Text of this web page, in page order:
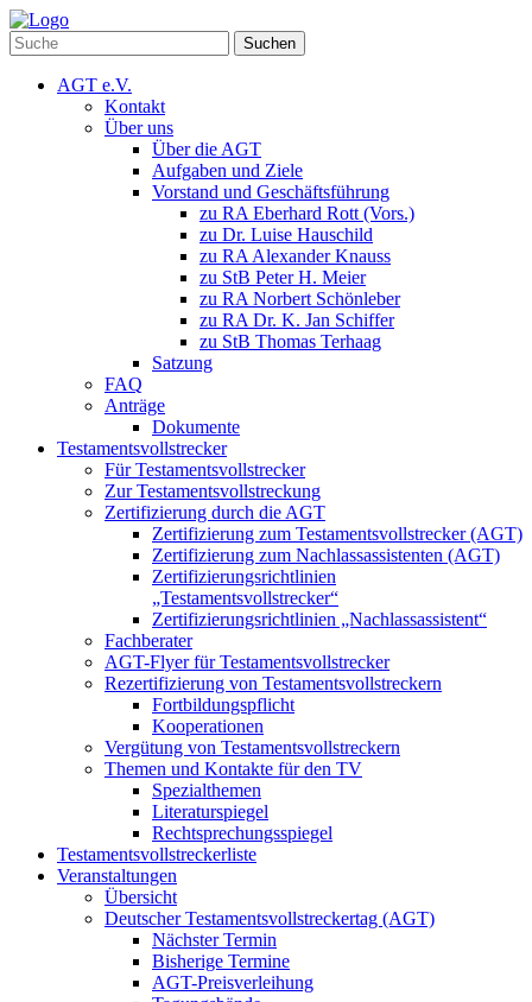
Suchen
AGT e.V.
Kontakt
Über uns
Über die AGT
Aufgaben und Ziele
Vorstand und Geschäftsführung
zu RA Eberhard Rott (Vors.)
zu Dr. Luise Hauschild
zu RA Alexander Knauss
zu StB Peter H. Meier
zu RA Norbert Schönleber
zu RA Dr. K. Jan Schiffer
zu StB Thomas Terhaag
Satzung
FAQ
Anträge
Dokumente
Testamentsvollstrecker
Für Testamentsvollstrecker
Zur Testamentsvollstreckung
Zertifizierung durch die AGT
Zertifizierung zum Testamentsvollstrecker (AGT)
Zertifizierung zum Nachlassassistenten (AGT)
Zertifizierungsrichtlinien
„Testamentsvollstrecker“
Zertifizierungsrichtlinien „Nachlassassistent“
Fachberater
AGT-Flyer für Testamentsvollstrecker
Rezertifizierung von Testamentsvollstreckern
Fortbildungspflicht
Kooperationen
Vergütung von Testamentsvollstreckern
Themen und Kontakte für den TV
Spezialthemen
Literaturspiegel
Rechtsprechungsspiegel
Testamentsvollstreckerliste
Veranstaltungen
Übersicht
Deutscher Testamentsvollstreckertag (AGT)
Nächster Termin
Bisherige Termine
AGT-Preisverleihung